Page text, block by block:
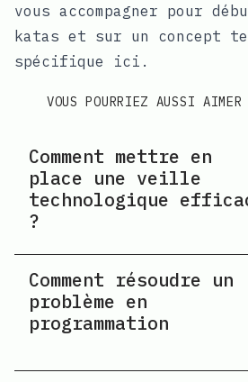
vous accompagner pour
katas et sur un concept
spécifique ici .
VOUS POURRIEZ AUSSI AIMER
Comment mettre en
place une veille
technologique
?
Comment résoudre un
problème en
programmation